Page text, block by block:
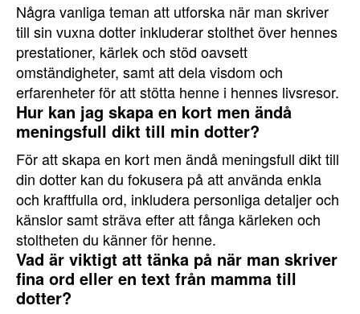
Några vanliga teman att utforska när man skriver
till sin vuxna dotter inkluderar stolthet över hennes
prestationer, kärlek och stöd oavsett
omständigheter, samt att dela visdom och
erfarenheter för att stötta henne i hennes livsresor.
Hur kan jag skapa en kort men ändå
meningsfull dikt till min dotter?
För att skapa en kort men ändå meningsfull dikt till
din dotter kan du fokusera på att använda enkla
och kraftfulla ord, inkludera personliga detaljer och
känslor samt sträva efter att fånga kärleken och
stoltheten du känner för henne.
Vad är viktigt att tänka på när man skriver
fina ord eller en text från mamma till
dotter?